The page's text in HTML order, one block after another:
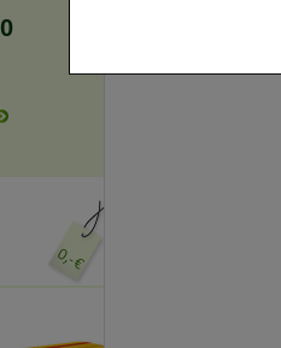
verzichtet werden